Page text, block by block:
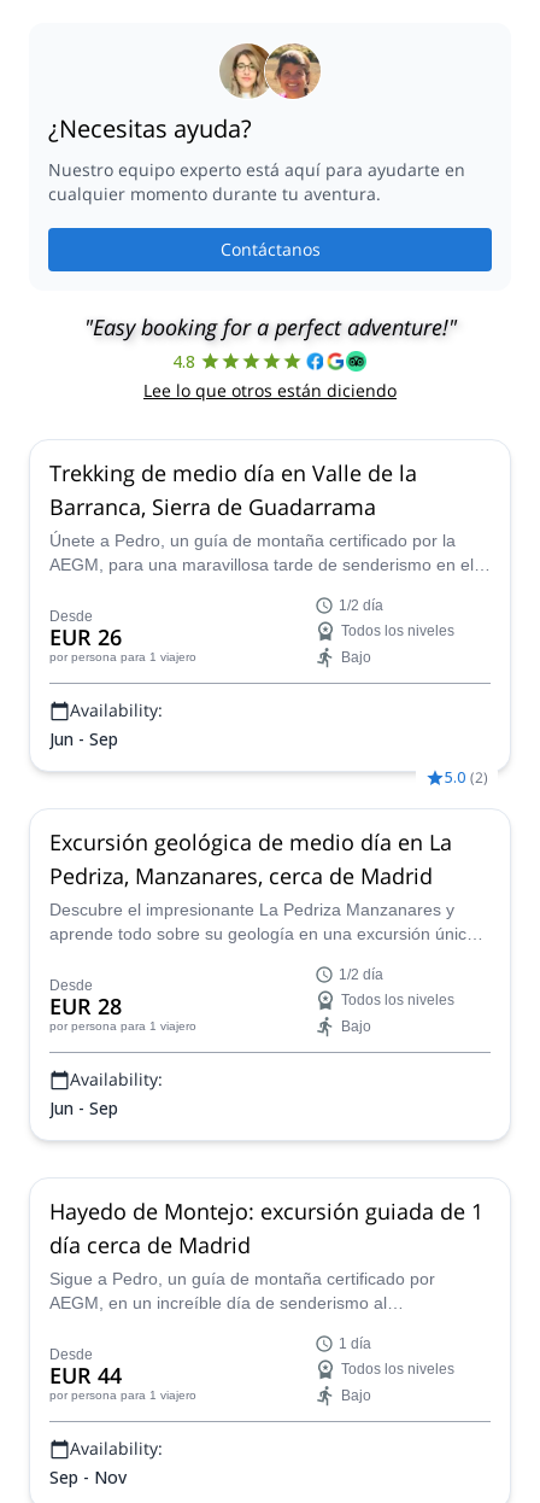
¿Necesitas ayuda?
Nuestro equipo experto está aquí para ayudarte en
cualquier momento durante tu aventura.
Contáctanos
"Easy booking for a perfect adventure!"
4.8
Lee lo que otros están diciendo
Trekking de medio día en Valle de la
Barranca, Sierra de Guadarrama
Únete a Pedro, un guía de montaña certificado por la
AEGM, para una maravillosa tarde de senderismo en el
España.
Desde
EUR 26
por persona para 1 viajero
1/2 día
Todos los niveles
Bajo
Availability:
Jun - Sep
5.0 (2)
Excursión geológica de medio día en La
Pedriza, Manzanares, cerca de Madrid
Descubre el impresionante La Pedriza Manzanares y
aprende todo sobre su geología en una excursión única
por AEGM.
Desde
EUR 28
por persona para 1 viajero
1/2 día
Todos los niveles
Bajo
Availability:
Jun - Sep
Hayedo de Montejo: excursión guiada de 1
día cerca de Madrid
Sigue a Pedro, un guía de montaña certificado por
AEGM, en un increíble día de senderismo al
España.
Desde
EUR 44
por persona para 1 viajero
1 día
Todos los niveles
Bajo
Availability:
Sep - Nov